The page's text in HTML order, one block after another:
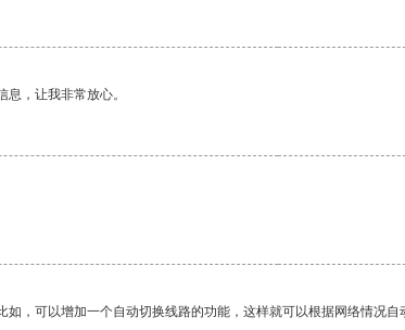
，让我非常放心。
，可以增加一个自动切换线路的功能，这样就可以根据网络情况自